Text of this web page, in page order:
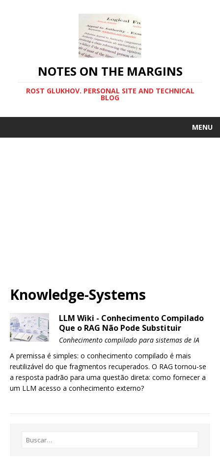
NOTES ON THE MARGINS
ROST GLUKHOV. PERSONAL SITE AND TECHNICAL
BLOG
MENU
Knowledge-Systems
LLM Wiki - Conhecimento Compilado
Que o RAG Não Pode Substituir
Conhecimento compilado para sistemas de IA
A premissa é simples: o conhecimento compilado é mais
reutilizável do que fragmentos recuperados. O RAG tornou-se
a resposta padrão para uma questão direta: como fornecer a
um LLM acesso a conhecimento externo?